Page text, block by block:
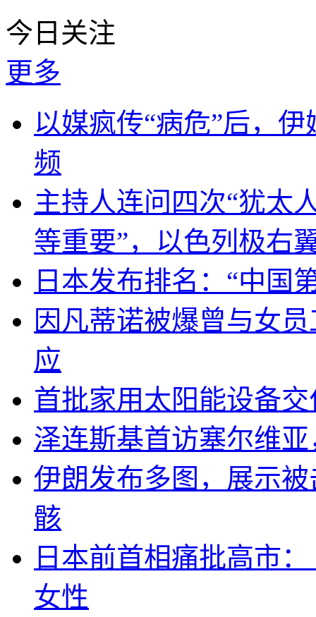
今日关注
更多
以媒疯传“病危”后，
频
主持人连问四次“犹太
等重要”，以色列极右
日本发布排名：“中国
因凡蒂诺被爆曾与女
应
首批家用太阳能设备
泽连斯基首访塞尔维
伊朗发布多图，展示
骸
日本前首相痛批高市
女性